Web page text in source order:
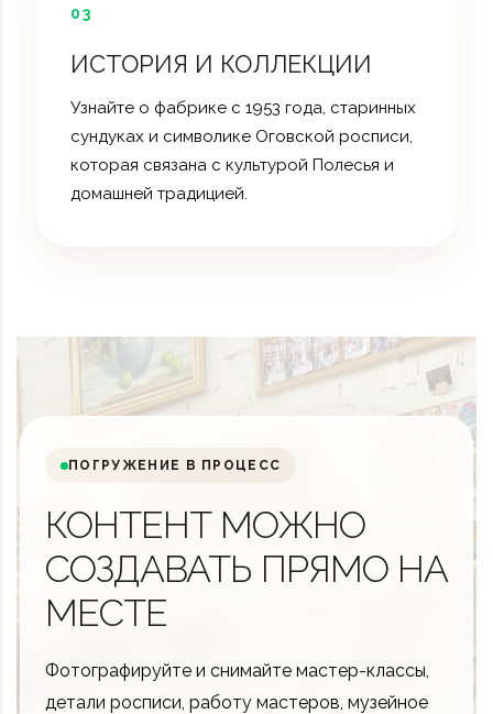
03
ИСТОРИЯ И КОЛЛЕКЦИИ
Узнайте о фабрике с 1953 года, старинных
сундуках и символике Оговской росписи,
которая связана с культурой Полесья и
домашней традицией.
ПОГРУЖЕНИЕ В ПРОЦЕСС
КОНТЕНТ МОЖНО
СОЗДАВАТЬ ПРЯМО НА
МЕСТЕ
Фотографируйте и снимайте мастер-классы,
детали росписи, работу мастеров, музейное